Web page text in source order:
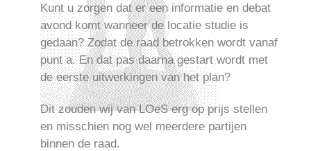
Kunt u zorgen dat er een informatie en debat
avond komt wanneer de locatie studie is
gedaan? Zodat de raad betrokken wordt vanaf
punt a. En dat pas daarna gestart wordt met
de eerste uitwerkingen van het plan?
Dit zouden wij van LOeS erg op prijs stellen
en misschien nog wel meerdere partijen
binnen de raad.